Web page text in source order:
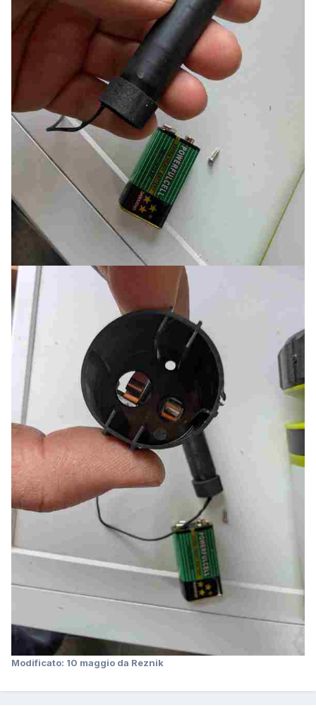
Modificato: 10 maggio da Reznik